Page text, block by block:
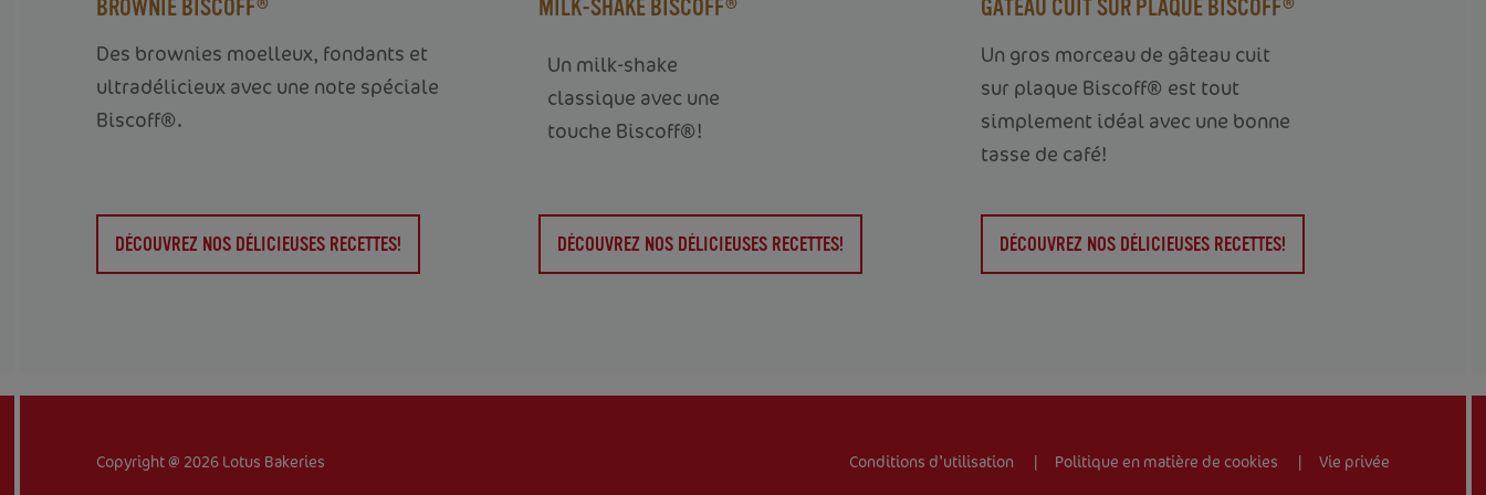
BROWNIE BISCOFF®
Des brownies moelleux, fondants et
ultradélicieux avec une note spéciale
Biscoff®.
DÉCOUVREZ NOS DÉLICIEUSES RECETTES!
MILK-SHAKE BISCOFF®
Un milk-shake
classique avec une
touche Biscoff®!
DÉCOUVREZ NOS DÉLICIEUSES RECETTES!
GÂTEAU CUIT SUR PLAQUE BISCOFF®
Un gros morceau de gâteau cuit
sur plaque Biscoff® est tout
simplement idéal avec une bonne
tasse de café!
DÉCOUVREZ NOS DÉLICIEUSES RECETTES!
Copyright @ 2026 Lotus Bakeries Conditions d’utilisation Politique en matière de cookies Vie privée